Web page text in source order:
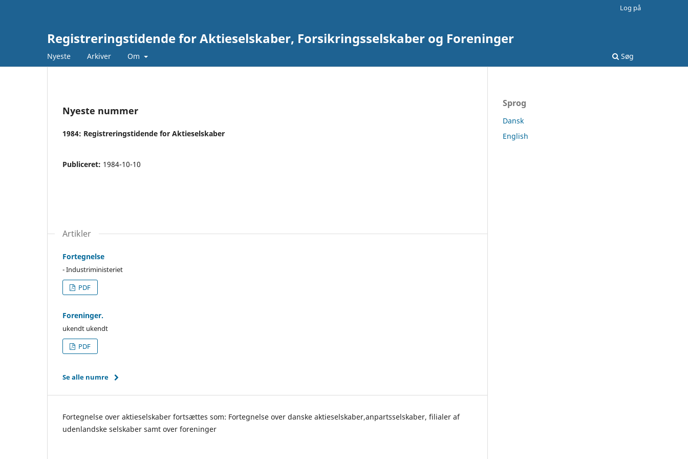
Registreringstidende for Aktieselskaber, Forsikringsselskaber og Foreninger
Nyeste Arkiver Om Søg
Log på
Nyeste nummer
1984: Registreringstidende for Aktieselskaber
Publiceret: 1984-10-10
Artikler
Fortegnelse
- Industriministeriet
PDF
Foreninger.
ukendt ukendt
PDF
Se alle numre
Fortegnelse over aktieselskaber fortsættes som: Fortegnelse over danske aktieselskaber,anpartsselskaber, filialer af
udenlandske selskaber samt over foreninger
Sprog
Dansk
English